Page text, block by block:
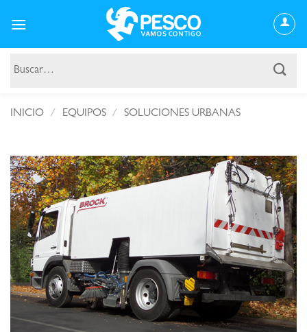
Buscar
INICIO / EQUIPOS / SOLUCIONES URBANAS